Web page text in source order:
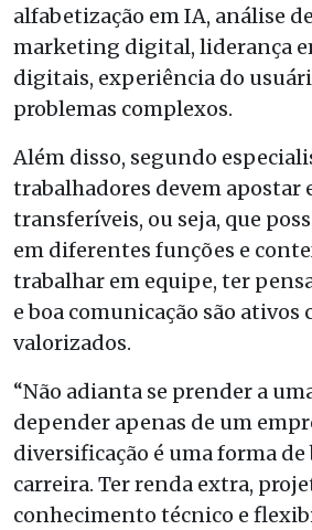
alfabetização em IA, análise
marketing digital, liderança
digitais, experiência do
problemas complexos.
Além disso, segundo
trabalhadores devem apostar
transferíveis, ou seja, que
em diferentes funções e
trabalhar em equipe, ter
e boa comunicação são ativos
valorizados.
“Não adianta se prender a
depender apenas de um
diversificação é uma forma
carreira. Ter renda extra,
conhecimento técnico e